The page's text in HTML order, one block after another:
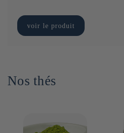
voir le produit
Nos thés